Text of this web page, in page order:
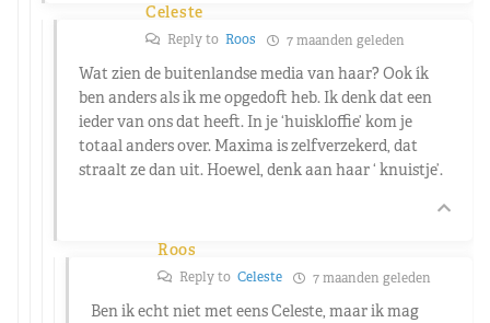
Celeste
Reply to Roos 7 maanden geleden
Wat zien de buitenlandse media van haar? Ook ík
ben anders als ik me opgedoft heb. Ik denk dat een
ieder van ons dat heeft. In je ‘huiskloffie’ kom je
totaal anders over. Maxima is zelfverzekerd, dat
straalt ze dan uit. Hoewel, denk aan haar ‘ knuistje’.
Roos
Reply to Celeste 7 maanden geleden
Ben ik echt niet met eens Celeste, maar ik mag